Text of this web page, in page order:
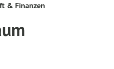
& Finanzen